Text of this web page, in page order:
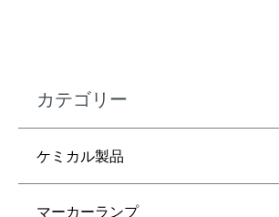
カテゴリー
ケミカル製品
マーカーランプ